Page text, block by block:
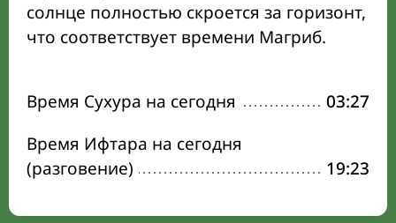
солнце полностью скроется за горизонт,
что соответствует времени Магриб.
Время Сухура на сегодня
03:27
Время Ифтара на сегодня
(разговение)
19:23